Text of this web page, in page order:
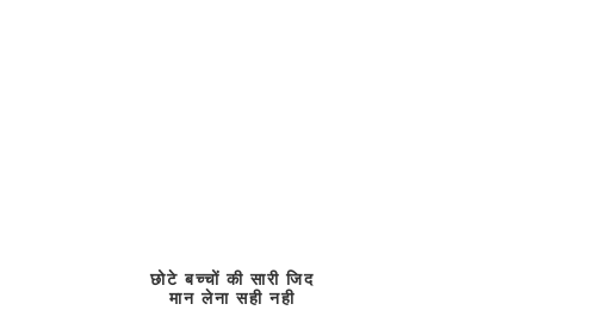
छोटे बच्चों की सारी जिद
मान लेना सही नही